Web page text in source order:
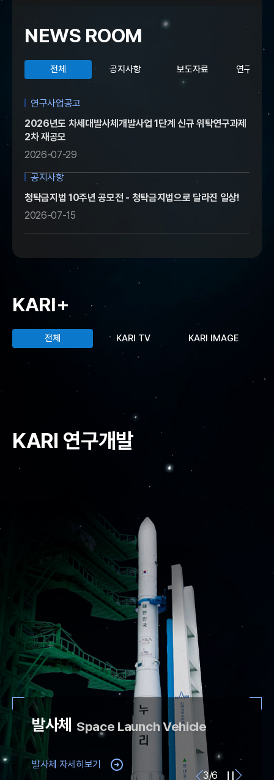
I
한
국
항
공
NEWS ROOM
전체 공지사항 보도자료 연구사업
연구사업공고
2026년도 차세대발사체개발사업 1단계 신규 위탁연구과제
2차 재공모
2026-07-29
공지사항
청탁금지법 10주년 공모전 - 청탁금지법으로 달라진 일상!
2026-07-15
KARI+
전체 KARI TV KARI IMAGE
KARI 연구개발
발사체 Space Launch Vehicle
발사체 자세히보기
이 현
3/6